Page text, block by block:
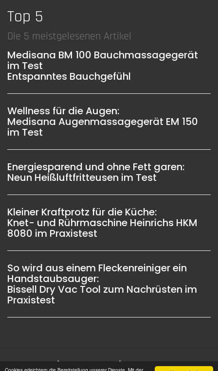
Top 5
Die 5 meistgelesenen Artikel
Medisana BM 100 Bauchmassagegerät
im Test
Entspanntes Bauchgefühl
Wellness für die Augen:
Medisana Augenmassagegerät EM 150
im Test
Energiesparend und ohne Fett garen:
Neun Heißluftfritteusen im Test
Kleiner Kraftprotz für die Küche:
Knet- und Rührmaschine Heinrichs HKM
8080 im Praxistest
So wird aus einem Fleckenreiniger ein
Handstaubsauger:
Bissell Dry Vac Tool zum Nachrüsten im
Praxistest
Impressum | Datenschutz |
Copyright © 2006 -